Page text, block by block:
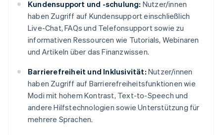
Kundensupport und -schulung: Nutzer/innen
haben Zugriff auf Kundensupport einschließlich
Live-Chat, FAQs und Telefonsupport sowie zu
informativen Ressourcen wie Tutorials, Webinaren
und Artikeln über das Finanzwissen.
Barrierefreiheit und Inklusivität: Nutzer/innen
haben Zugriff auf Barrierefreiheitsfunktionen wie
Modi mit hohem Kontrast, Text-to-Speech und
andere Hilfstechnologien sowie Unterstützung für
mehrere Sprachen.